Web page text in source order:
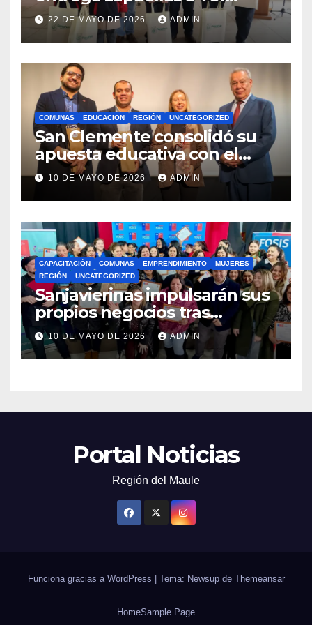
estudiantes con recursos del
Royalty Minero
22 DE MAYO DE 2026 ADMIN
COMUNAS EDUCACION REGIÓN UNCATEGORIZED
San Clemente consolidó su
apuesta educativa con el
lanzamiento del
Preuniversitario Brotes 2026
10 DE MAYO DE 2026 ADMIN
CAPACITACIÓN COMUNAS EMPRENDIMIENTO
MUJERES
REGIÓN
UNCATEGORIZED
Sanjavierinas impulsarán sus
propios negocios tras
capacitarse junto al FOSIS
10 DE MAYO DE 2026 ADMIN
Portal Noticias
Región del Maule
Funciona gracias a WordPress Tema: Newsup de Themeansar
HomeSample Page